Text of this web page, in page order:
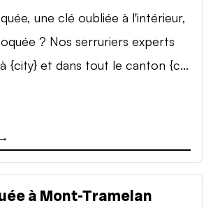
une clé oubliée à l'intérieur,
? Nos serruriers experts
{city} et dans tout le canton {c...
à Mont-Tramelan